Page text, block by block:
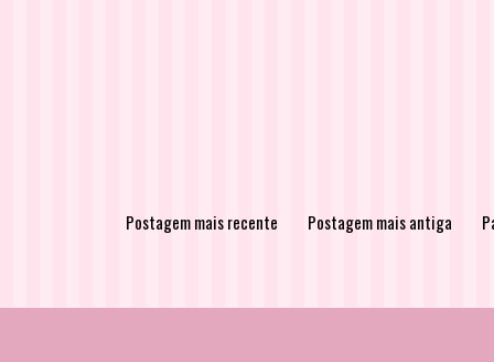
Postagem mais recente Postagem mais antiga